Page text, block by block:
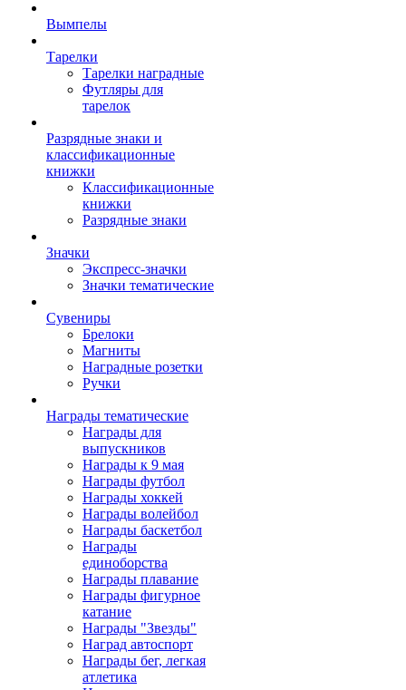
Вымпелы
Тарелки
Тарелки наградные
Футляры для
тарелок
Разрядные знаки и
классификационные
книжки
Классификационные
книжки
Разрядные знаки
Значки
Экспресс-значки
Значки тематические
Сувениры
Брелоки
Магниты
Наградные розетки
Ручки
Награды тематические
Награды для
выпускников
Награды к 9 мая
Награды футбол
Награды хоккей
Награды волейбол
Награды баскетбол
Награды
единоборства
Награды плавание
Награды фигурное
катание
Награды "Звезды"
Наград автоспорт
Награды бег, легкая
атлетика